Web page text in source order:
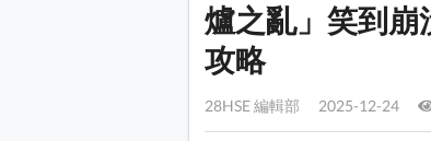
爐之亂」笑到崩
攻略
28HSE 編輯部 2025-12-24